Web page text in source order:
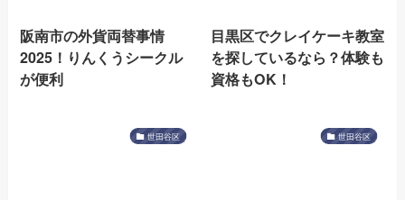
阪南市の外貨両替事情
2025！りんくうシークル
が便利
目黒区でクレイケーキ教室
を探しているなら？体験も
資格もOK！
世田谷区 世田谷区